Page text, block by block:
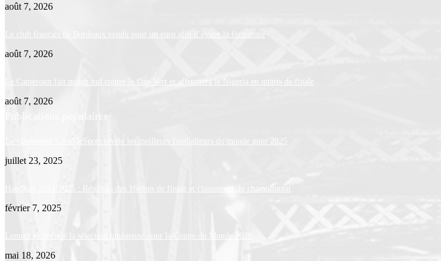
août 7, 2026
Le club français de Bordeaux vendu pour un euro afin d’éviter la fermeture
août 7, 2026
Le Cameroun fait match nul contre le Cap-Vert et affrontera le Nigeria en quarts de finale
août 7, 2026
Publications populaires
Le classement GiveMeSport révèle les meilleurs footballeurs du monde pour 2025
juillet 23, 2025
Handball 2024-2025 : Résultats des 16èmes de finale et classement du championnat
février 7, 2025
Lemouchi dévoile la sélection tunisienne pour la Coupe du Monde 2026
mai 18, 2026